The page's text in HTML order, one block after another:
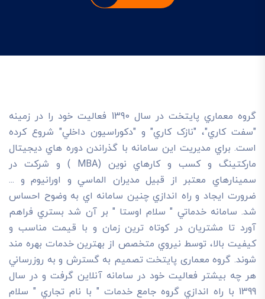
گروه معماري پايتخت در سال 1390 فعاليت خود را در زمينه
"سفت کاري"، "نازک کاري" و "دکوراسيون داخلي" شروع کرده
است. براي مديريت اين سامانه با گذراندن دوره هاي ديجيتال
مارکتينگ و کسب و کارهاي نوين (MBA ) و شرکت در
سمينارهاي معتبر از قبيل مديران الماسي و اورانيوم و ...
ضرورت ايجاد و راه اندازي چنين سامانه اي به وضوح احساس
شد. سامانه خدماتي " سلام اوستا " بر آن شد بستري فراهم
آورد تا مشتريان در کوتاه ترين زمان و با قيمت مناسب و
کيفيت بالا، توسط نيروي متخصص از بهترين خدمات بهره مند
شوند. گروه معماری پایتخت تصميم به گسترش و به روزرساني
هر چه بيشتر فعاليت خود در سامانه آنلاين گرفت و در سال
1399 با راه اندازي گروه جامع خدمات " با نام تجاري " سلام